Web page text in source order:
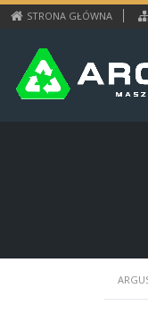
STRONA GŁÓWNA